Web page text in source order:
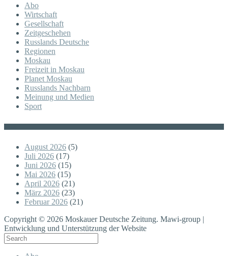
Abo
Wirtschaft
Gesellschaft
Zeitgeschehen
Russlands Deutsche
Regionen
Moskau
Freizeit in Moskau
Planet Moskau
Russlands Nachbarn
Meinung und Medien
Sport
August 2026 (5)
Juli 2026 (17)
Juni 2026 (15)
Mai 2026 (15)
April 2026 (21)
März 2026 (23)
Februar 2026 (21)
Copyright © 2026 Moskauer Deutsche Zeitung. Mawi-group |
Entwicklung und Unterstützung der Website